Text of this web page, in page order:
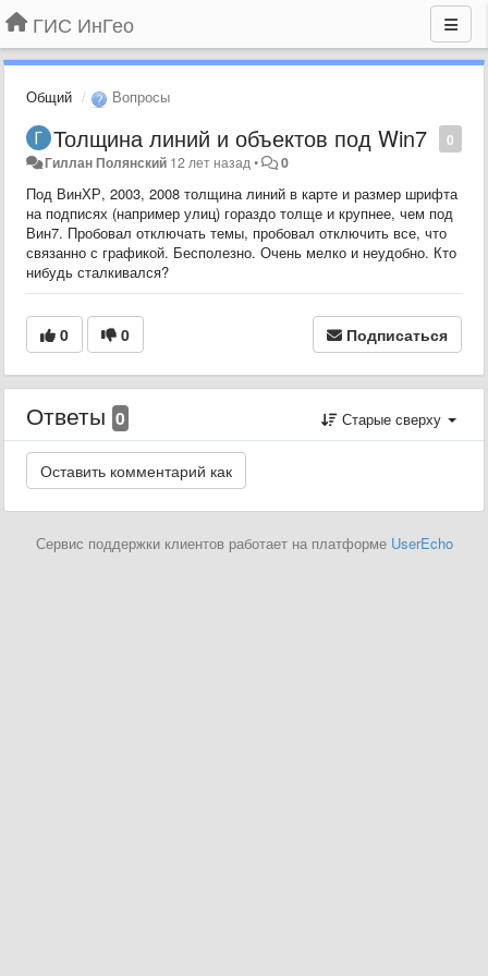
ГИС ИнГео
Общий Вопросы
0
Толщина линий и объектов под Win7
Гиллан Полянский 12 лет назад • 0
Под ВинХР, 2003, 2008 толщина линий в карте и размер шрифта
на подписях (например улиц) гораздо толще и крупнее, чем под
Вин7. Пробовал отключать темы, пробовал отключить все, что
связанно с графикой. Бесполезно. Очень мелко и неудобно. Кто
нибудь сталкивался?
0 0 Подписаться
Ответы 0 Старые сверху
Сервис поддержки клиентов работает на платформе UserEcho